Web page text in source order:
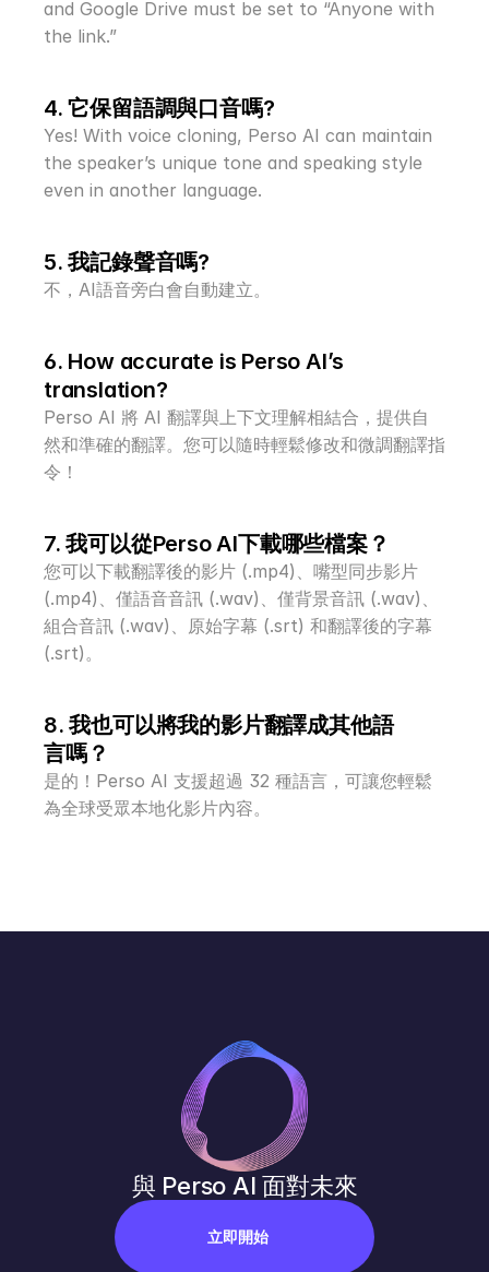
and Google Drive must be set to “Anyone with
the link.”
4. 它保留語調與口音嗎?
Yes! With voice cloning, Perso AI can maintain
the speaker’s unique tone and speaking style
even in another language.
5. 我記錄聲音嗎?
不，AI語音旁白會自動建立。
6. How accurate is Perso AI’s
translation?
Perso AI 將 AI 翻譯與上下文理解相結合，提供自
然和準確的翻譯。您可以隨時輕鬆修改和微調翻譯指
令！
7. 我可以從Perso AI下載哪些檔案？
您可以下載翻譯後的影片 (.mp4)、嘴型同步影片
(.mp4)、僅語音音訊 (.wav)、僅背景音訊 (.wav)、
組合音訊 (.wav)、原始字幕 (.srt) 和翻譯後的字幕
(.srt)。
8. 我也可以將我的影片翻譯成其他語
言嗎？
是的！Perso AI 支援超過 32 種語言，可讓您輕鬆
為全球受眾本地化影片內容。
與 Perso AI 面對未來
立即開始